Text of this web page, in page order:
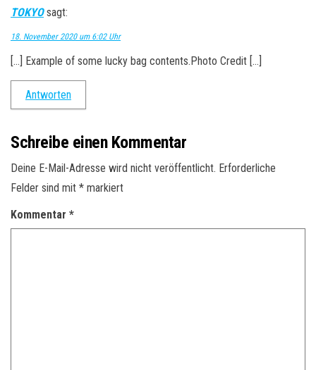
TOKYO sagt:
18. November 2020 um 6:02 Uhr
[…] Example of some lucky bag contents.Photo Credit […]
Antworten
Schreibe einen Kommentar
Deine E-Mail-Adresse wird nicht veröffentlicht. Erforderliche
Felder sind mit * markiert
Kommentar *